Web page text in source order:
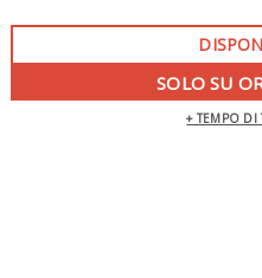
SOLO SU
+ TEMPO DI